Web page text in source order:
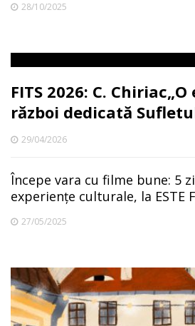
28/10/2025
FITS 2026: C.
război dedicată
29/04/2026
Începe vara cu filme bune: 5
experiențe culturale, la ESTE
27/05/2025